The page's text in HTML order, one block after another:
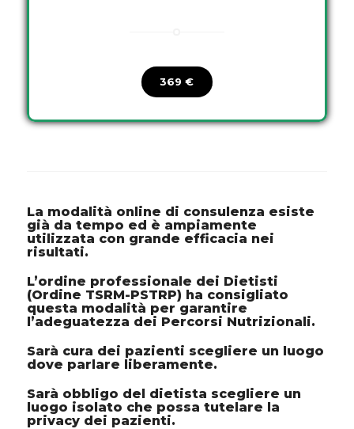
369 €
La modalità online di consulenza esiste
già da tempo ed è ampiamente
utilizzata con grande efficacia nei
risultati.
L’ordine professionale dei Dietisti
(Ordine TSRM-PSTRP) ha consigliato
questa modalità per garantire
l’adeguatezza dei Percorsi Nutrizionali.
Sarà cura dei pazienti scegliere un luogo
dove parlare liberamente.
Sarà obbligo del dietista scegliere un
luogo isolato che possa tutelare la
privacy dei pazienti.